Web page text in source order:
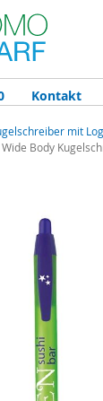
Kontakt
mit
Wide Body